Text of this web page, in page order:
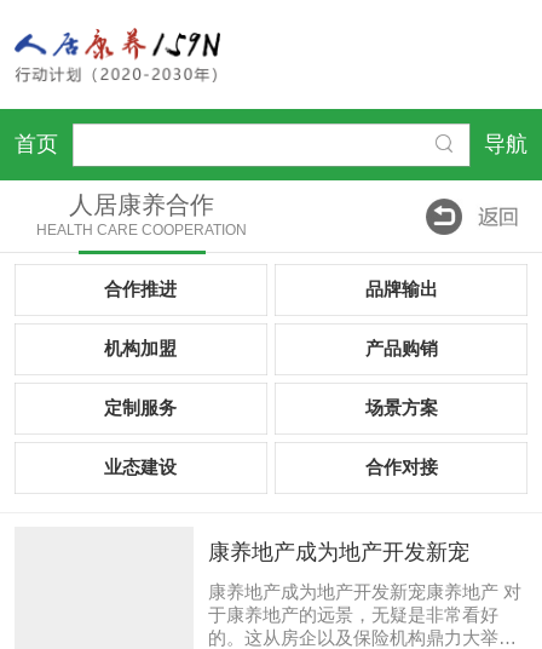
首页 导航
人居康养合作
HEALTH CARE COOPERATION
合作推进 品牌输出
机构加盟 产品购销
定制服务 场景方案
业态建设 合作对接
康养地产成为地产开发新宠
康养地产成为地产开发新宠康养地产 对
于康养地产的远景，无疑是非常看好
的。这从房企以及保险机构鼎力大举追